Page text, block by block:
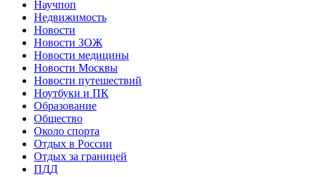
Научпоп
Недвижимость
Новости
Новости ЗОЖ
Новости медицины
Новости Москвы
Новости путешествий
Ноутбуки и ПК
Образование
Общество
Около спорта
Отдых в России
Отдых за границей
ПДД